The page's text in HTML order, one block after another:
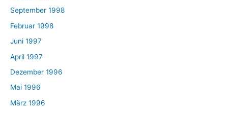
September 1998
Februar 1998
Juni 1997
April 1997
Dezember 1996
Mai 1996
März 1996